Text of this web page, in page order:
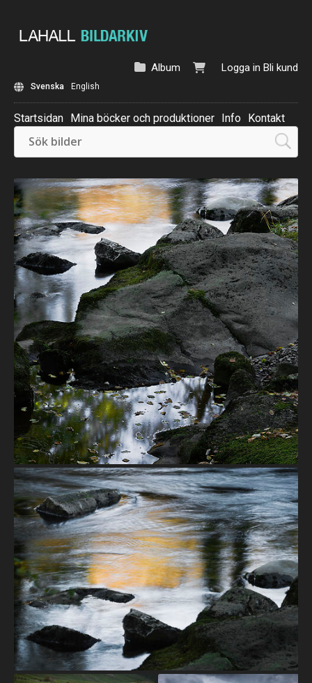
Logga in Bli kund
Album
Svenska English
Startsidan Mina böcker och produktioner Info Kontakt
Beställ: Kalender 2025